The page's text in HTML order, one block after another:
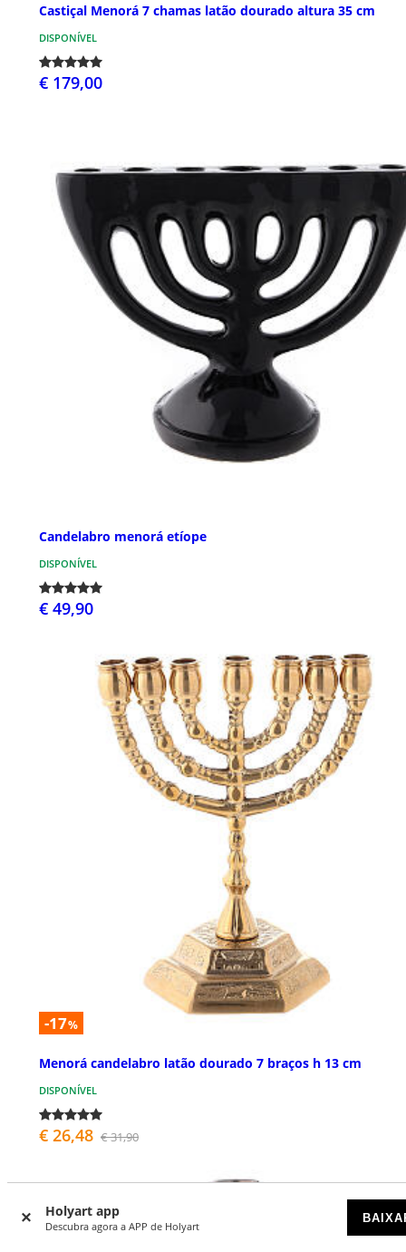
Holyart app
Descubra agora a APP de Holyart
Castiçal Menorá 7 chamas latão dourado altura 35 cm
DISPONÍVEL
€ 179,00
Candelabro menorá etíope
DISPONÍVEL
€ 49,90
-17%
Menorá candelabro latão dourado 7 braços h 13 cm
DISPONÍVEL
€ 26,48 € 31,90